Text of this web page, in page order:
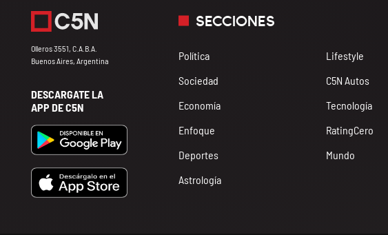
Olleros 3551, C.A.B.A.
Buenos Aires, Argentina
DESCARGATE LA
APP DE C5N
SECCIONES
Política
Sociedad
Economía
Enfoque
Deportes
Astrología
Lifestyle
C5N Autos
Tecnología
RatingCero
Mundo